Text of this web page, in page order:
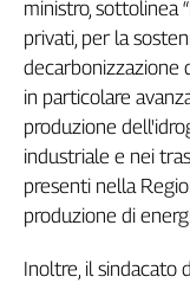
Cgil
Collettiva
Academy
Collettiva
Play
Collettiva
La
ministro, sottolinea
privati, per la
decarbonizzazione
in particolare
produzione
industriale e nei
presenti nella
produzione di
Inoltre, il sindacato